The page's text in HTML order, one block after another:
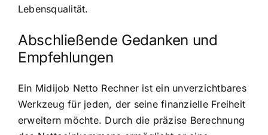
Lebensqualität.
Abschließende Gedanken und
Empfehlungen
Ein Midijob Netto Rechner ist ein unverzichtbares
Werkzeug für jeden, der seine finanzielle Freiheit
erweitern möchte. Durch die präzise Berechnung